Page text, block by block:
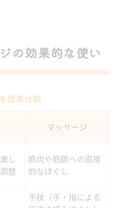
の効果的な使い
簡単比較
マッサージ
し
整
筋肉や筋膜への直接
的なほぐし
手技（手・指による